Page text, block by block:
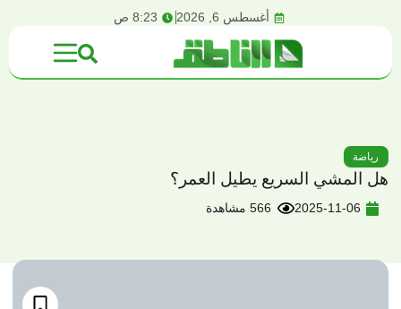
أغسطس 6, 2026 8:23 ص
رياضة
هل المشي السريع يطيل العمر؟
2025-11-06 566 مشاهدة